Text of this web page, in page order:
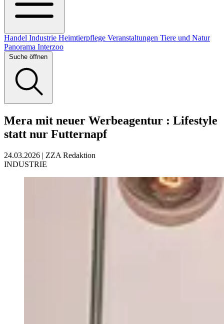
Handel Industrie Heimtierpflege Veranstaltungen Tiere und Natur
Panorama Interzoo
Suche öffnen
Mera mit neuer Werbeagentur : Lifestyle
statt nur Futternapf
24.03.2026 | ZZA Redaktion
INDUSTRIE